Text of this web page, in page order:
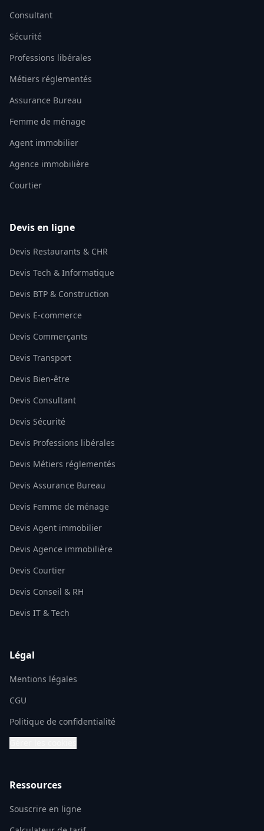
Consultant
Sécurité
Professions libérales
Métiers réglementés
Assurance Bureau
Femme de ménage
Agent immobilier
Agence immobilière
Courtier
Devis en ligne
Devis Restaurants & CHR
Devis Tech & Informatique
Devis BTP & Construction
Devis E-commerce
Devis Commerçants
Devis Transport
Devis Bien-être
Devis Consultant
Devis Sécurité
Devis Professions libérales
Devis Métiers réglementés
Devis Assurance Bureau
Devis Femme de ménage
Devis Agent immobilier
Devis Agence immobilière
Devis Courtier
Devis Conseil & RH
Devis IT & Tech
Légal
Mentions légales
CGU
Politique de confidentialité
Ressources
Souscrire en ligne